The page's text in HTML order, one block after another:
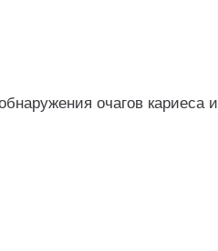
очагов кариеса и